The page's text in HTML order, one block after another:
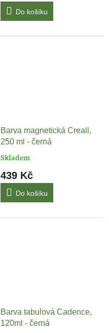
Do košíku
Barva magnetická Creall,
250 ml - černá
Skladem
439 Kč
Do košíku
Barva tabulová Cadence,
120ml - černá